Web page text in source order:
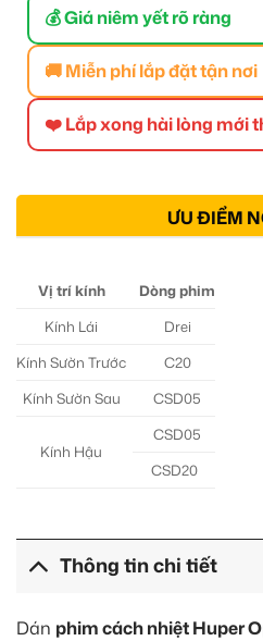
💰 Giá niêm yết rõ ràng
🚚 Miễn phí lắp đặt tận nơi
❤️ Lắp xong hài lòng mới
ƯU ĐIỂM
Vị trí kính
Dòng phim
Kính Lái
Drei
Kính Sườn Trước
C20
Kính Sườn Sau
CSD05
Kính Hậu
CSD05
CSD20
Thông tin chi tiết
Dán phim cách nhiệt Huper